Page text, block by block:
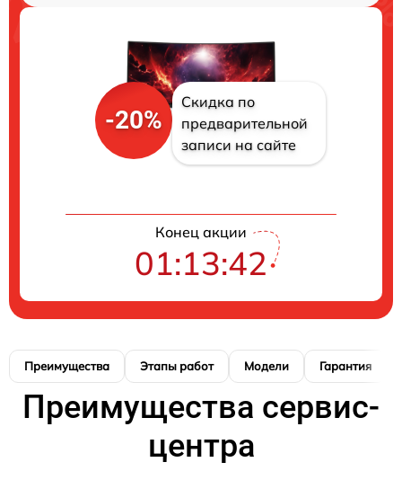
-20%
Скидка по
предварительной
записи на сайте
Конец акции
01:13:41
Преимущества Этапы работ Модели Гарантия
Преимущества сервис-
центра